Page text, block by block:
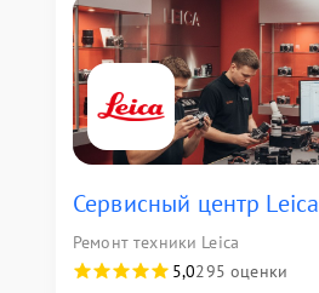
Сервисный центр Leica
Ремонт техники Leica
5,0295 оценки